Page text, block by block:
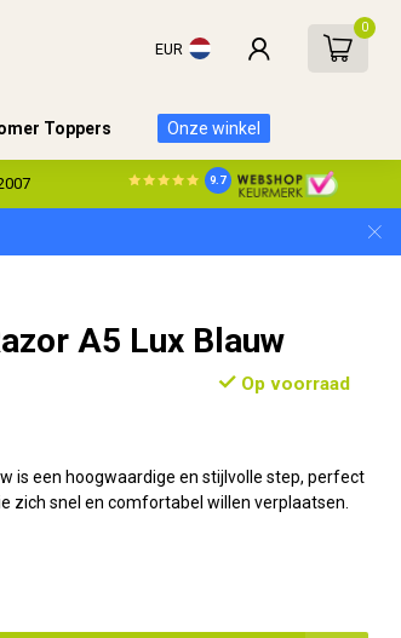
EUR
0
Toppers Onze winkel
9.7
A5 Lux Blauw
Op voorraad
is een hoogwaardige en stijlvolle step, perfect
zich snel en comfortabel willen verplaatsen.